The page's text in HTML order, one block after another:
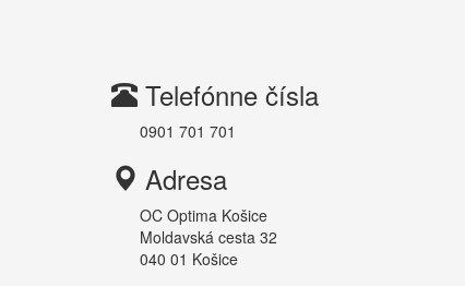
Telefónne čísla
0901 701 701
Adresa
OC Optima Košice
Moldavská cesta 32
040 01 Košice